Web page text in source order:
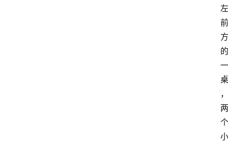
左
前
方
的
一
桌
，
两
个
小